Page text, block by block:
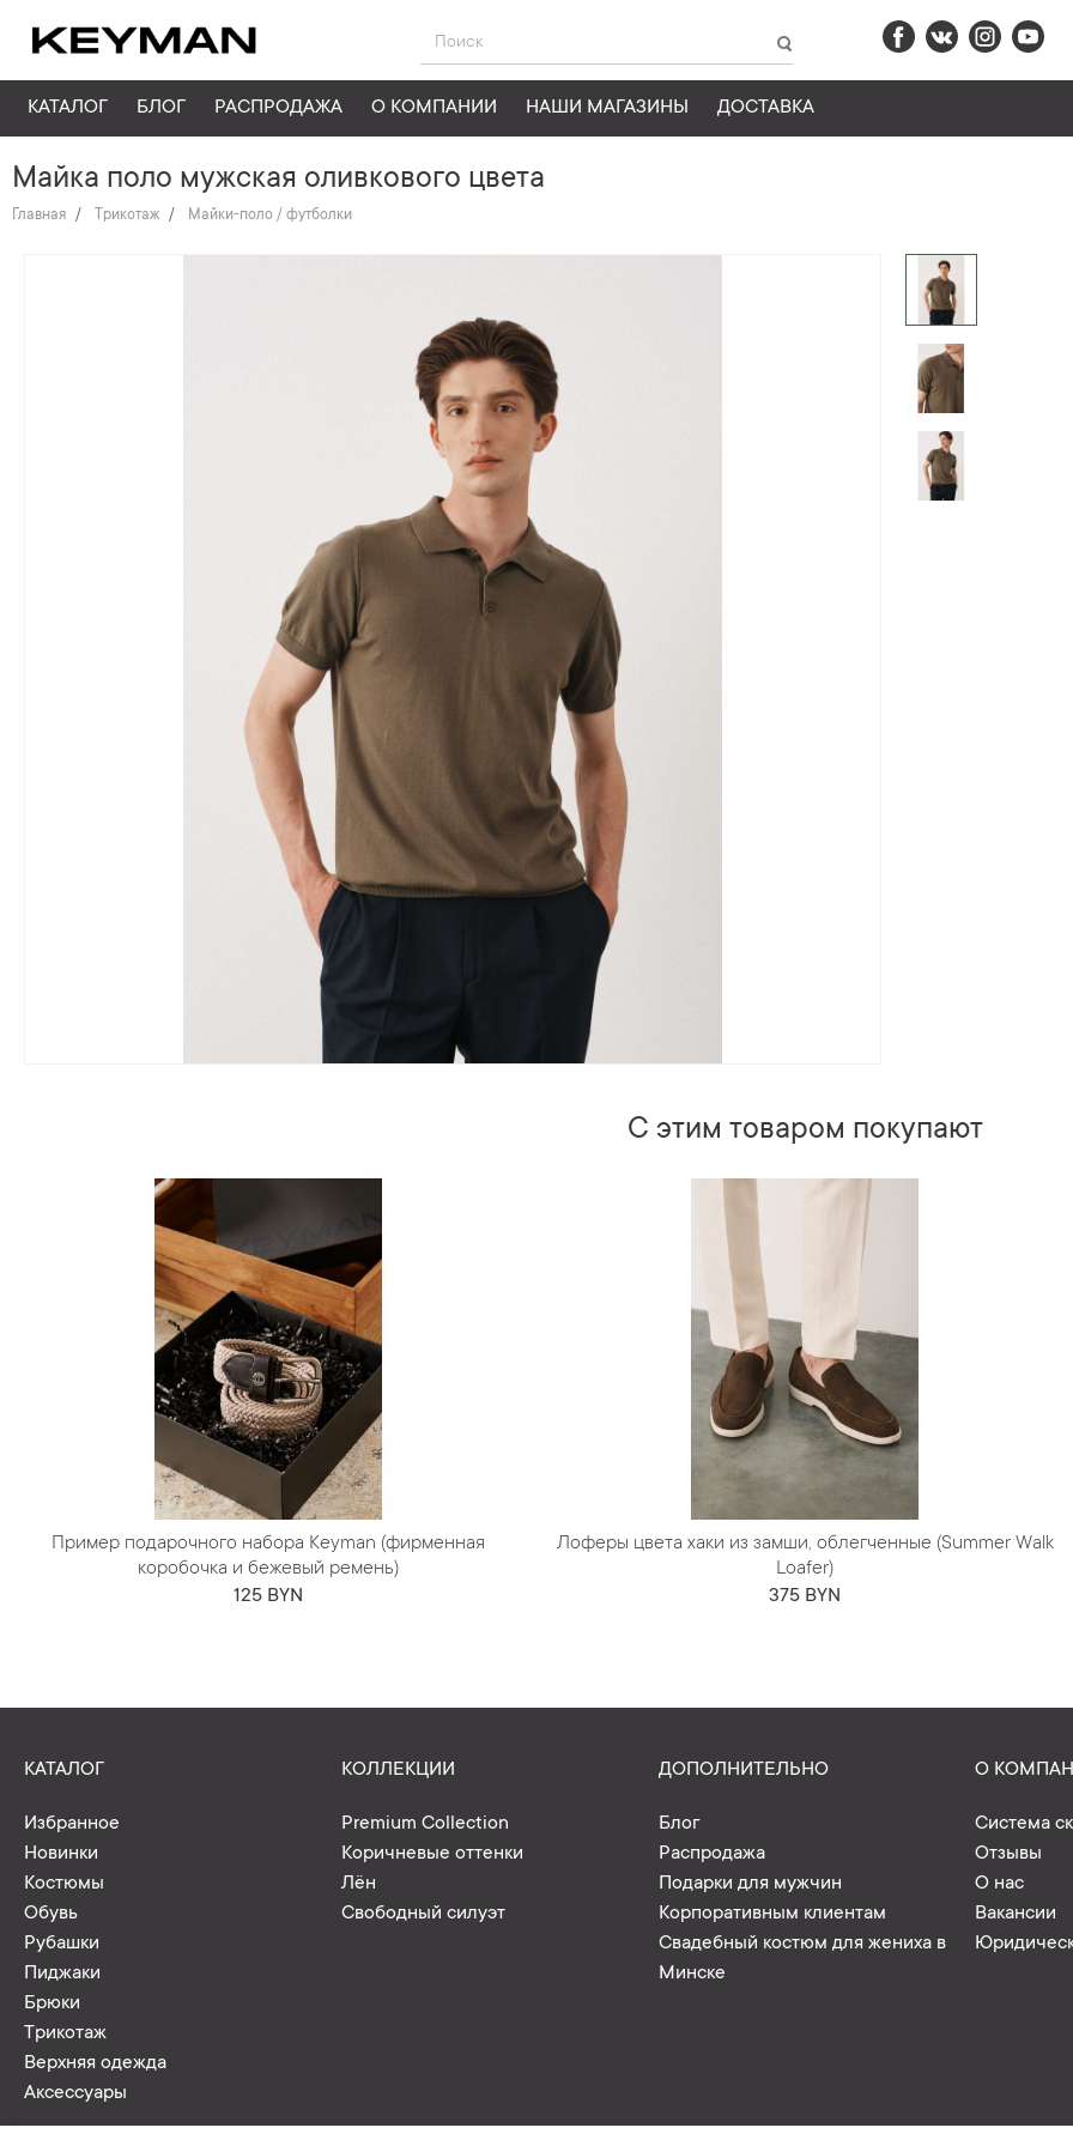
КАТАЛОГ О КОМПАНИИ НАШИ МАГАЗИНЫ ДОСТАВКА
РАСПРОДАЖА
БЛОГ
Майка поло мужская оливкового цвета
Главная Трикотаж Майки-поло / футболки
С этим товаром покупают
Пример подарочного набора Keyman (фирменная
коробочка и бежевый ремень)
125 BYN
Лоферы цвета хаки из замши, облегченные (Summer Walk
Loafer)
375 BYN
КАТАЛОГ
Избранное
Новинки
Костюмы
Обувь
Рубашки
Пиджаки
Брюки
Трикотаж
Верхняя одежда
Аксессуары
КОЛЛЕКЦИИ
Premium Collection
Коричневые оттенки
Лён
Свободный силуэт
ДОПОЛНИТЕЛЬНО
Блог
Распродажа
Подарки для мужчин
Корпоративным клиентам
Свадебный костюм для жениха в
Минске
О
Система
Отзывы
О нас
Вакансии